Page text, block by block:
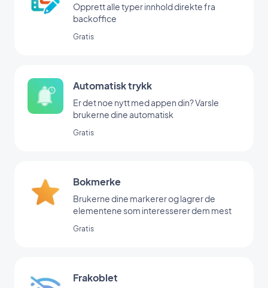
Opprett alle typer innhold direkte fra
backoffice
Gratis
Automatisk trykk
Er det noe nytt med appen din? Varsle
brukerne dine automatisk
Gratis
Bokmerke
Brukerne dine markerer og lagrer de
elementene som interesserer dem mest
Gratis
Frakoblet